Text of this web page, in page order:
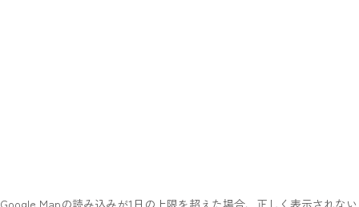
Google Mapの読み込みが1日の上限を超えた場合、正しく表示されない